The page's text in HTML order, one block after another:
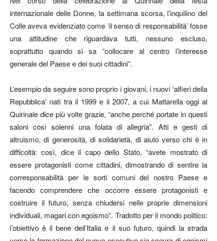
internazionale delle Donne, la settimana scorsa, l’inquilino del
Colle aveva evidenziato come ‘il senso di responsabilità’ fosse
una attitudine che riguardava tutti, nessuno escluso,
soprattutto quando si sa “collocare al centro l’interesse
generale del Paese e dei suoi cittadini”.
L’esempio da seguire sono proprio i giovani, i nuovi ‘alfieri della
Repubblica’ nati tra il 1999 e il 2007, a cui Mattarella oggi al
Quirinale dice più volte grazie, “anche perché portate in questi
saloni così solenni una folata di allegria”. Atti e gesti di
altruismo, di generosità, di solidarietà, di aiuto verso chi è in
difficoltà: così, dice il capo dello Stato, “avete mostrato di
essere protagonisti come cittadini, dimostrando di sentire la
corresponsabilità per le sorti comuni del nostro Paese e
facendo comprendere che occorre essere protagonisti e
costruire il futuro, senza chiudersi nelle proprie dimensioni
individuali, magari con egoismo”. Tradotto per il mondo politico:
l’obiettivo è il bene dell’Italia e il suo futuro, quindi la strada